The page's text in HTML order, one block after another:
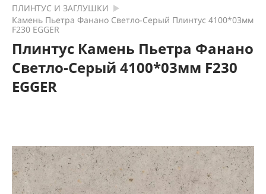
ПЛИНТУС И ЗАГЛУШКИ
Камень Пьетра Фанано Светло-Серый Плинтус 4100*03мм
F230 EGGER
Плинтус Камень Пьетра Фанано
Светло-Серый 4100*03мм F230
EGGER